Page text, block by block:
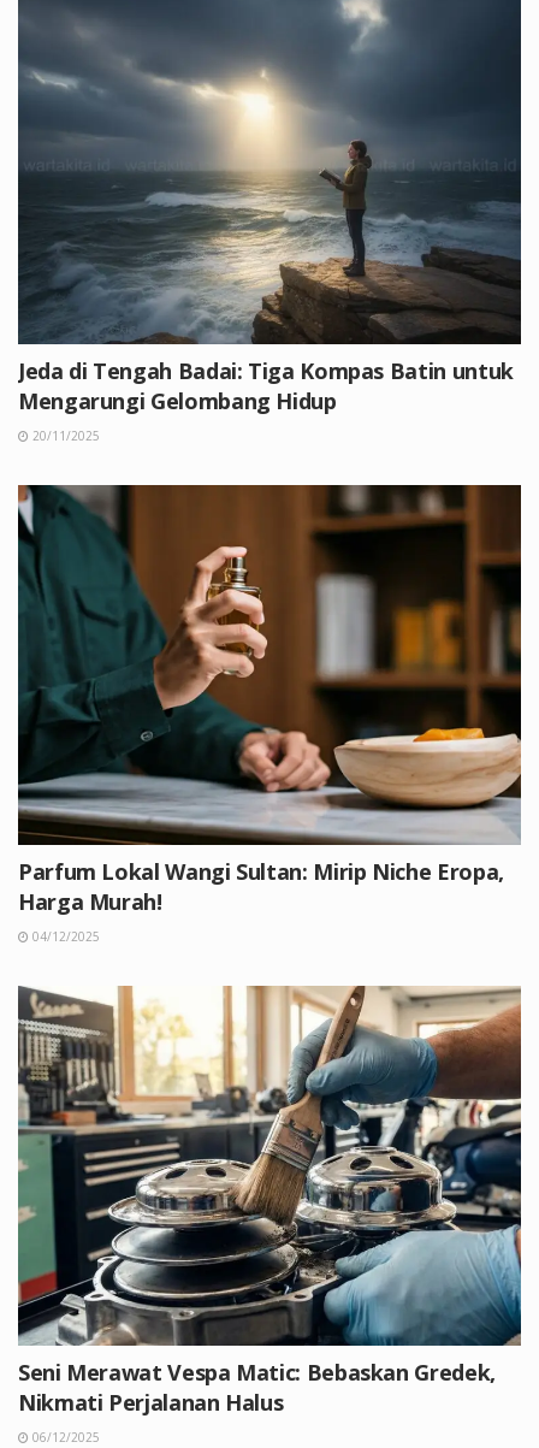
Jeda di Tengah Badai: Tiga Kompas Batin untuk
Mengarungi Gelombang Hidup
20/11/2025
Parfum Lokal Wangi Sultan: Mirip Niche Eropa,
Harga Murah!
04/12/2025
Seni Merawat Vespa Matic: Bebaskan Gredek,
Nikmati Perjalanan Halus
06/12/2025